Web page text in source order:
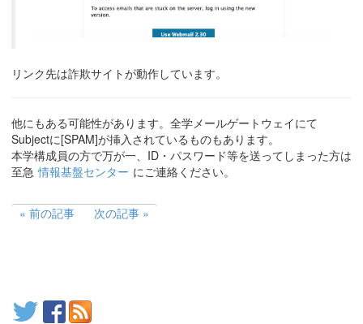
リンク先は詐欺サイトが動作しています。
他にもある可能性があります。全学メールゲートウェイにて
Subjectに[SPAM]が挿入されているものもあります。
本学構成員の方で万が一、ID・パスワード等を送ってしまった方は
至急 情報基盤センター にご連絡ください。
前の記事 次の記事